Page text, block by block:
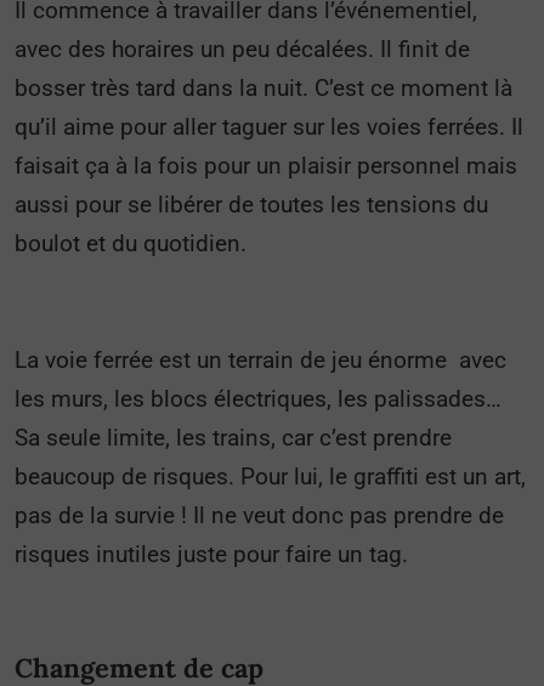
Il commence à travailler dans l’événementiel,
avec des horaires un peu décalées. Il finit de
bosser très tard dans la nuit. C’est ce moment là
qu’il aime pour aller taguer sur les voies ferrées. Il
faisait ça à la fois pour un plaisir personnel mais
aussi pour se libérer de toutes les tensions du
boulot et du quotidien.
La voie ferrée est un terrain de jeu énorme avec
les murs, les blocs électriques, les palissades…
Sa seule limite, les trains, car c’est prendre
beaucoup de risques. Pour lui, le graffiti est un art,
pas de la survie ! Il ne veut donc pas prendre de
risques inutiles juste pour faire un tag.
Changement de cap